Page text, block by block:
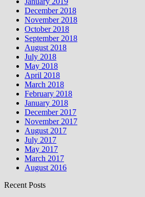
December 2018
November 2018
October 2018
September 2018
August 2018
July 2018
May 2018
April 2018
March 2018
February 2018
January 2018
December 2017
November 2017
August 2017
July 2017
May 2017
March 2017
August 2016
Recent Posts